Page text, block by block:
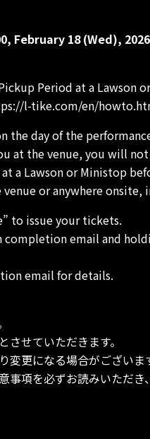
February 18 (Wed),
Period at a Lawson
l-tike.com/en/
the day of the
at the venue, you will
a Lawson or Ministop
or anywhere
to issue your tickets.
completion email and
email for details.
せていただきます。
更になる場合がござい
項を必ずお読みいただ